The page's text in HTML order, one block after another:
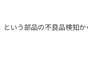
いう部品の不良品検知か